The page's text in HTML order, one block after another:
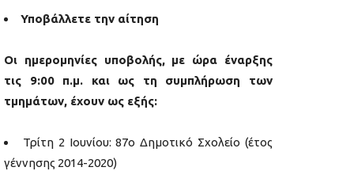
Υποβάλλετε την αίτηση
Oι ημερομηνίες υποβολής, με ώρα έναρξης
τις 9:00 π.μ. και ως τη συμπλήρωση των
τμημάτων, έχουν ως εξής:
Τρίτη 2 Ιουνίου: 87ο Δημοτικό Σχολείο (έτος
γέννησης 2014-2020)